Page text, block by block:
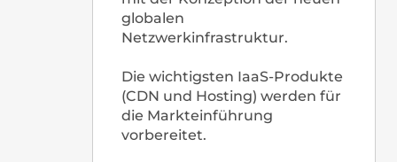
Die lang ersehnten Cloud-
Services werden gestartet:
Bare Metalund Marketplace.
Es wird ein multifunktionaler
Service fürVideoanrufe